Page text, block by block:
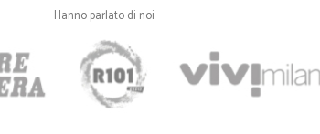
Hanno parlato di noi